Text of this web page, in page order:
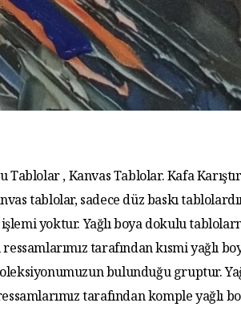
Tablolar , Kanvas Tablolar. Kafa
tablolar, sadece düz baskı
yoktur. Yağlı boya dokulu
tarafından kısmi yağlı
bulunduğu gruptur.
tarafından komple yağlı